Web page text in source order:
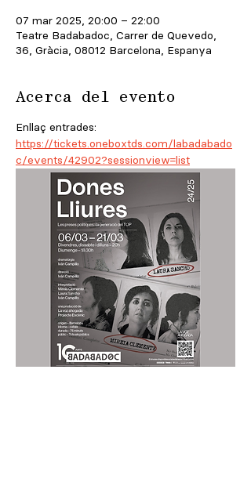
07 mar 2025, 20:00 – 22:00
Teatre Badabadoc, Carrer de Quevedo,
36, Gràcia, 08012 Barcelona, Espanya
Acerca del evento
Enllaç entrades:
https://tickets.oneboxtds.com/labadabado
c/events/42902?sessionview=list